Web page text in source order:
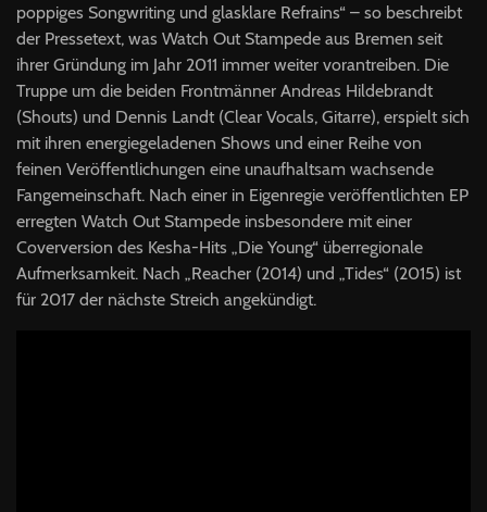
poppiges Songwriting und glasklare Refrains“ – so beschreibt
der Pressetext, was Watch Out Stampede aus Bremen seit
ihrer Gründung im Jahr 2011 immer weiter vorantreiben. Die
Truppe um die beiden Frontmänner Andreas Hildebrandt
(Shouts) und Dennis Landt (Clear Vocals, Gitarre), erspielt sich
mit ihren energiegeladenen Shows und einer Reihe von
feinen Veröffentlichungen eine unaufhaltsam wachsende
Fangemeinschaft. Nach einer in Eigenregie veröffentlichten EP
erregten Watch Out Stampede insbesondere mit einer
Coverversion des Kesha-Hits „Die Young“ überregionale
Aufmerksamkeit. Nach „Reacher (2014) und „Tides“ (2015) ist
für 2017 der nächste Streich angekündigt.